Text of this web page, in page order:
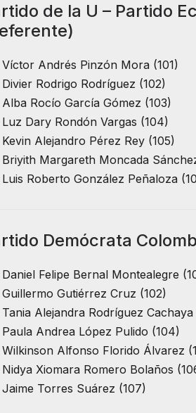
de la U – Partido
Víctor Andrés Pinzón Mora (101)
Divier Rodrigo Rodríguez (102)
Alba Rocío García Gómez (103)
Luz Dary Rondón Vargas (104)
Kevin Alejandro Pérez Rey (105)
Briyith Margareth Moncada
Luis Roberto González Peñaloza
Demócrata
Daniel Felipe Bernal Montealegre
Guillermo Gutiérrez Cruz (102)
Tania Alejandra Rodríguez Cachaya
Paula Andrea López Pulido (104)
Wilkinson Alfonso Florido Álvarez
Nidya Xiomara Romero Bolaños
Jaime Torres Suárez (107)